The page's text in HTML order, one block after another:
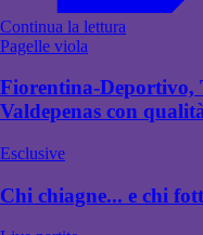
Continua la lettura
Pagelle viola
Fiorentina-
Valdepenas con
Esclusive
Chi chiagne... e chi